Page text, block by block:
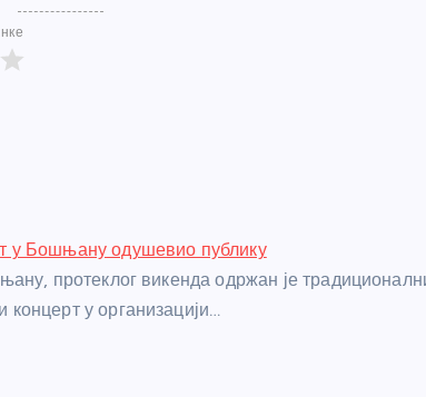
у Бошњану одушевио публику
протеклог викенда одржан је
у организацији…